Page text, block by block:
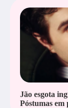
Jão esgota
Póstumas em